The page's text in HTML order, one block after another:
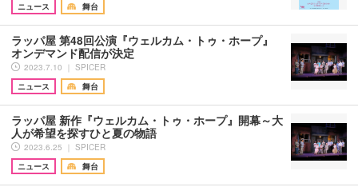
ニュース
舞台
ラッパ屋 第48回公演『ウェルカム・トゥ・ホープ』
オンデマンド配信が決定
2023.7.10 ｜ SPICER
ニュース
舞台
ラッパ屋 新作『ウェルカム・トゥ・ホープ』開幕～大
人が希望を探すひと夏の物語
2023.6.25 ｜ SPICER
ニュース
舞台